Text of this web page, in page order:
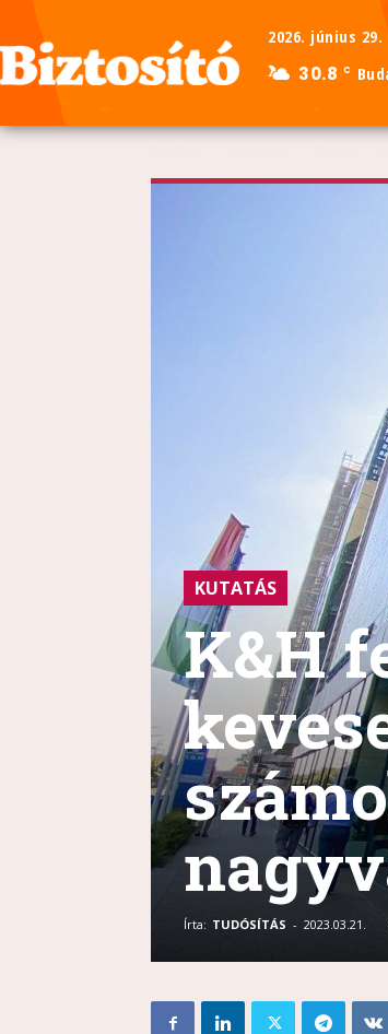
2026. június 29.
30.8 C
KUTATÁS
K&H
Írta: TUDÓSÍTÁS - 2023.03.21.